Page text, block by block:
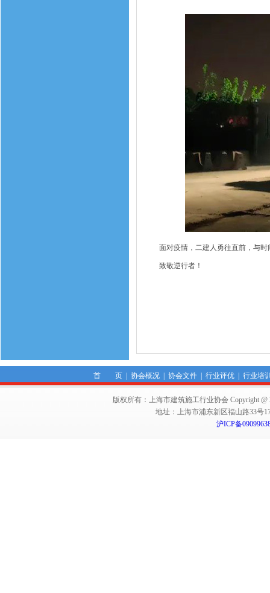
面对疫情，二建人勇往直前，与时
致敬逆行者！
首 页| 协会概况| 协会文件| 行业评优| 行业培
版权所有：上海市建筑施工行业协会 Copyright @
地址：上海市浦东新区福山路33号
沪ICP备